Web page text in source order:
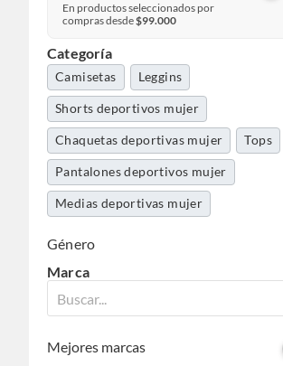
En productos seleccionados por
compras desde$99.000
Categoría
Camisetas Leggins
Shorts deportivos mujer
Chaquetas deportivas mujer Tops
Pantalones deportivos mujer
Medias deportivas mujer
Género
Marca
Mejores marcas